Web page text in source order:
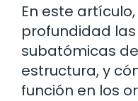
En este
profundidad
subatómicas
estructura, y
función en los